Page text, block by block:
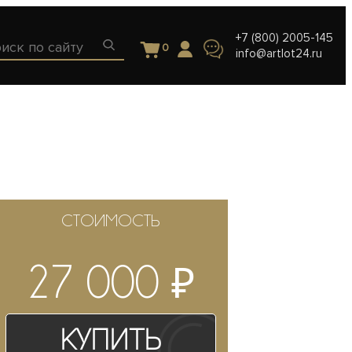
0
+7 (800) 2005-145
info@artlot24.ru
СТОИМОСТЬ
27 000₽
Купить